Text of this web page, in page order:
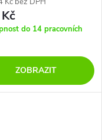
do 14 pracovních
ZOBRAZIT